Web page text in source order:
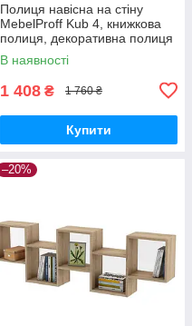
Полиця навісна на стіну
MebelProff Kub 4, книжкова
полиця, декоративна полиця
в кімнату, будинок.
В наявності
1 408 ₴ 1 760 ₴
Купити
–20%